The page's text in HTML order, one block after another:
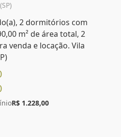
2 dormitórios com
m² de área total, 2
venda e locação. Vila
R$ 1.228,00